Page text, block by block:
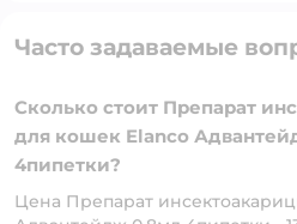
Часто задаваемые
Сколько стоит Препарат
для кошек Elanco
4пипетки?
Цена Препарат